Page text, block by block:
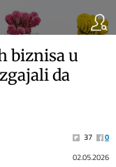
biznisa u
da
37
0
02.05.2026